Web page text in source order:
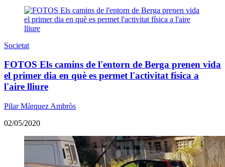
Societat
FOTOS Els camins de l'entorn de Berga prenen vida
el primer dia en què es permet l'activitat física a
l'aire lliure
Pilar Màrquez Ambròs
02/05/2020